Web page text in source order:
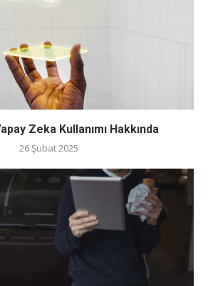
Zeka Kullanımı Hakkında
26 Şubat 2025